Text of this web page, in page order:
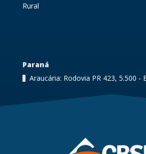
Rural
Paraná
Araucária: Rodovia PR 423, 5.500 -